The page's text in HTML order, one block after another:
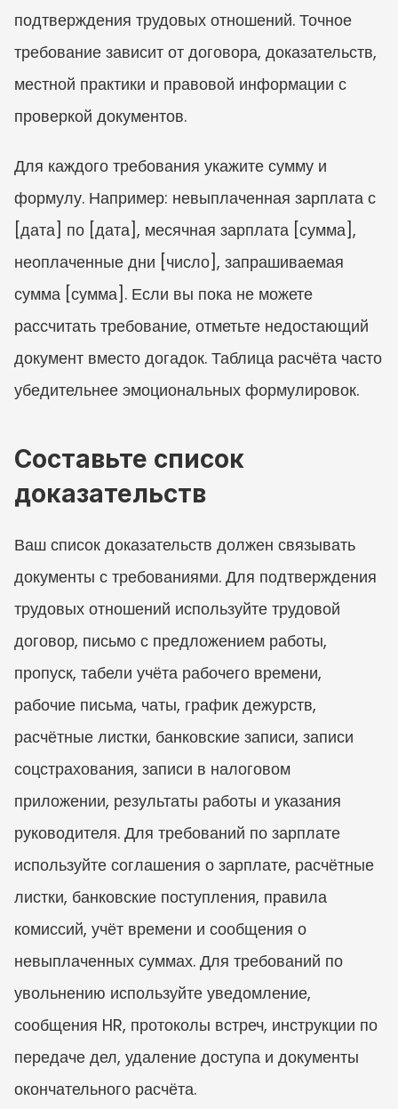
подтверждения трудовых отношений. Точное
требование зависит от договора, доказательств,
местной практики и правовой информации с
проверкой документов.
Для каждого требования укажите сумму и
формулу. Например: невыплаченная зарплата с
[дата] по [дата], месячная зарплата [сумма],
неоплаченные дни [число], запрашиваемая
сумма [сумма]. Если вы пока не можете
рассчитать требование, отметьте недостающий
документ вместо догадок. Таблица расчёта часто
убедительнее эмоциональных формулировок.
Составьте список
доказательств
Ваш список доказательств должен связывать
документы с требованиями. Для подтверждения
трудовых отношений используйте трудовой
договор, письмо с предложением работы,
пропуск, табели учёта рабочего времени,
рабочие письма, чаты, график дежурств,
расчётные листки, банковские записи, записи
соцстрахования, записи в налоговом
приложении, результаты работы и указания
руководителя. Для требований по зарплате
используйте соглашения о зарплате, расчётные
листки, банковские поступления, правила
комиссий, учёт времени и сообщения о
невыплаченных суммах. Для требований по
увольнению используйте уведомление,
сообщения HR, протоколы встреч, инструкции по
передаче дел, удаление доступа и документы
окончательного расчёта.